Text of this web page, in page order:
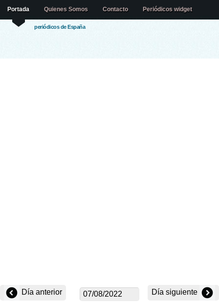
periódicos de España
Portada Quienes Somos Contacto Periódicos widget
Día anterior Día siguiente